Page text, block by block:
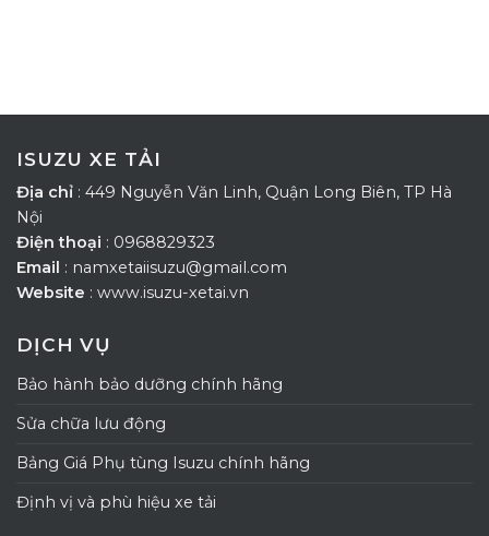
ISUZU XE TẢI
Địa chỉ : 449 Nguyễn Văn Linh, Quận Long Biên, TP Hà
Nội
Điện thoại : 0968829323
Email : namxetaiisuzu@gmail.com
Website : www.isuzu-xetai.vn
DỊCH VỤ
Bảo hành bảo dưỡng chính hãng
Sửa chữa lưu động
Bảng Giá Phụ tùng Isuzu chính hãng
Định vị và phù hiệu xe tải